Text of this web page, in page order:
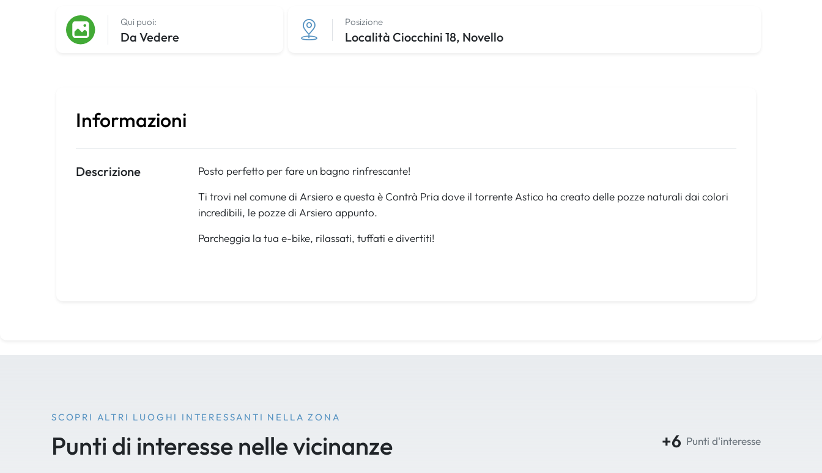
Qui puoi:
Da Vedere
Posizione
Località Ciocchini 18, Novello
Informazioni
Descrizione
Posto perfetto per fare un bagno rinfrescante!
Ti trovi nel comune di Arsiero e questa è Contrà Pria dove il torrente Astico ha creato delle pozze naturali dai colori
incredibili, le pozze di Arsiero appunto.
Parcheggia la tua e-bike, rilassati, tuffati e divertiti!
SCOPRI ALTRI LUOGHI INTERESSANTI NELLA ZONA
Punti di interesse nelle vicinanze +6 Punti d'interesse